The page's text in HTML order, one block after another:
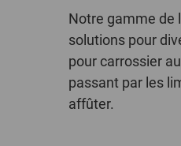
Notre gamme de
solutions pour
pour carrossier
passant par les
affûter.